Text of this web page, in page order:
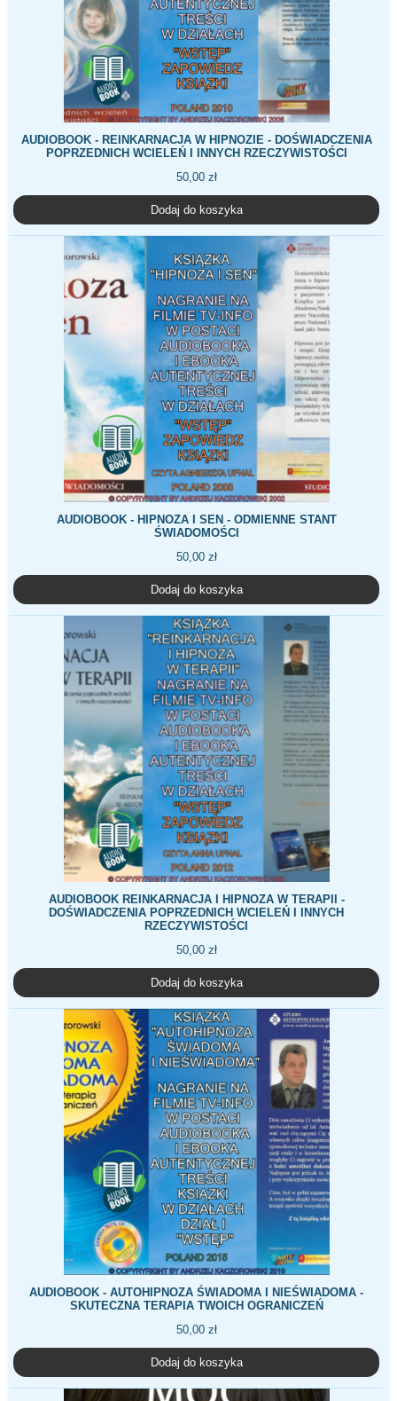
AUDIOBOOK - REINKARNACJA W HIPNOZIE - DOŚWIADCZENIA
POPRZEDNICH WCIELEŃ I INNYCH RZECZYWISTOŚCI
50,00 zł
Dodaj do koszyka
AUDIOBOOK - HIPNOZA I SEN - ODMIENNE STANT
ŚWIADOMOŚCI
50,00 zł
Dodaj do koszyka
AUDIOBOOK REINKARNACJA I HIPNOZA W TERAPII -
DOŚWIADCZENIA POPRZEDNICH WCIELEŃ I INNYCH
RZECZYWISTOŚCI
50,00 zł
Dodaj do koszyka
AUDIOBOOK - AUTOHIPNOZA ŚWIADOMA I NIEŚWIADOMA -
SKUTECZNA TERAPIA TWOICH OGRANICZEŃ
50,00 zł
Dodaj do koszyka